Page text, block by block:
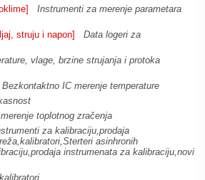
Instrumenti za merenje parametara
struju i napon]
Data logeri za
vlage, brzine strujanja i protoka
Bezkontaktno IC merenje temperature
toplotnog zračenja
za kalibraciju,prodaja
asinhronih
instrumenata za kalibraciju,novi